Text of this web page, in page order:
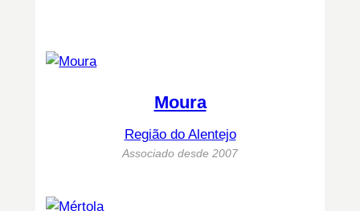
Moura
Região do Alentejo
Associado desde 2007